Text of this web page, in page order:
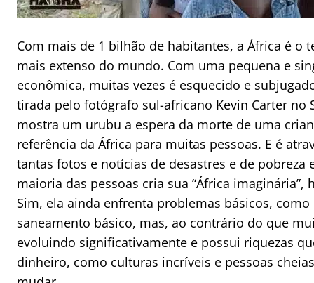
Com mais de 1 bilhão de habitantes, a África é o
mais extenso do mundo. Com uma pequena e
econômica, muitas vezes é esquecido e
tirada pelo fotógrafo sul-africano Kevin Carter no
mostra um urubu a espera da morte de uma
referência da África para muitas pessoas. E é
tantas fotos e notícias de desastres e de pobreza
maioria das pessoas cria sua “África imaginária”,
Sim, ela ainda enfrenta problemas básicos,
saneamento básico, mas, ao contrário do que
evoluindo significativamente e possui riquezas
dinheiro, como culturas incríveis e pessoas